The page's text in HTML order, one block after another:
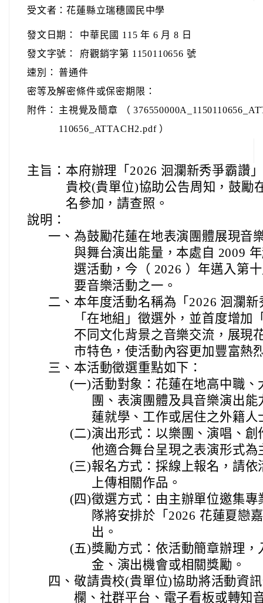
受文者：花蓮縣立瑞穗國民中學
發文日期：
中華民國 115 年 6 月 8 日
發文字號：
府觀銷字第 1150110656 號
速別： 普通件
密等及解密條件或保密期限：
附件：
主視覺及簡章 （
110656_ATTACH2.pdf ）
主旨： 本府辦理「2026 洄瀾新秀爭霸讚
貴校(貴單位)協助公告周知，鼓勵
名參加，請查照。
說明：
一、 為鼓勵花蓮在地表演團體展現音
與舞台演出能量，本處自 2009
選活動，今（ 2026 ）年邁入第
要音樂活動之一。
二、 本年度活動名稱為「2026 洄瀾
「在地組」徵選外，並首度增加
不同文化背景之音樂交流，展現
市特色，使活動內容更加豐富熱
三、 本活動徵選重點如下：
(一)活動對象：花蓮在地高中職
團、表演團體及具音樂演出
蓮就學、工作或居住之外籍
(二)演出形式：以樂團、演唱、
他適合舞台呈現之表演形式為
(三)報名方式：採線上報名，請
上傳相關作品。
(四)徵選方式：由主辦單位邀集
隊將安排於「2026 花蓮夏戀
出。
(五)獎勵方式：依活動簡章辦理
金、演出機會或相關獎勵。
四、 敬請貴校(貴單位)協助將活動資
欄、社群平台、電子看板或轉知